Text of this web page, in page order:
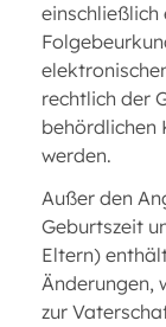
rechtlich der
behördlichen
werden.
Außer den
Geburtszeit
Eltern)
Änderungen,
zur